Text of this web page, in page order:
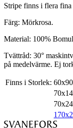
Stripe finns i flera
Färg: Mörkrosa.
Material: 100%
Tvättråd: 30°
på medelvärme. Ej
Finns i Storlek: